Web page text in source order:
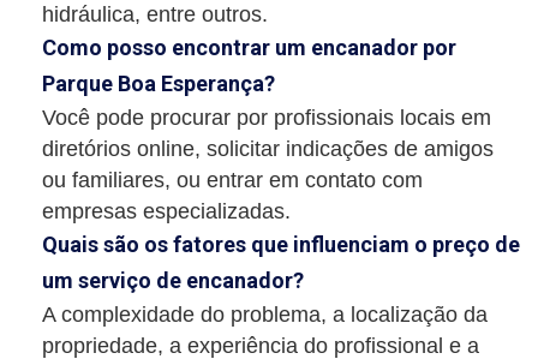
hidráulica, entre outros.
Como posso encontrar um encanador por
Parque Boa Esperança?
Você pode procurar por profissionais locais em
diretórios online, solicitar indicações de amigos
ou familiares, ou entrar em contato com
empresas especializadas.
Quais são os fatores que influenciam o preço de
um serviço de encanador?
A complexidade do problema, a localização da
propriedade, a experiência do profissional e a